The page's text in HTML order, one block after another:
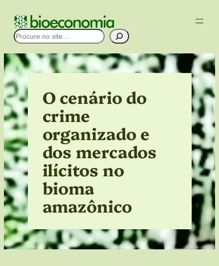
para
Pesquisar
O cenário do
crime
organizado e
dos mercados
ilícitos no
bioma
amazônico